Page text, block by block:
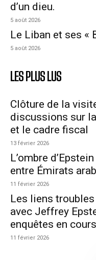
d’un dieu.
5 août 2026
Le Liban et ses «
5 août 2026
LES PLUS LUS
Clôture de la
discussions sur
et le cadre fiscal
13 février 2026
L’ombre
entre Émirats
11 février 2026
Les liens
avec Jeffrey
enquêtes en cours
11 février 2026